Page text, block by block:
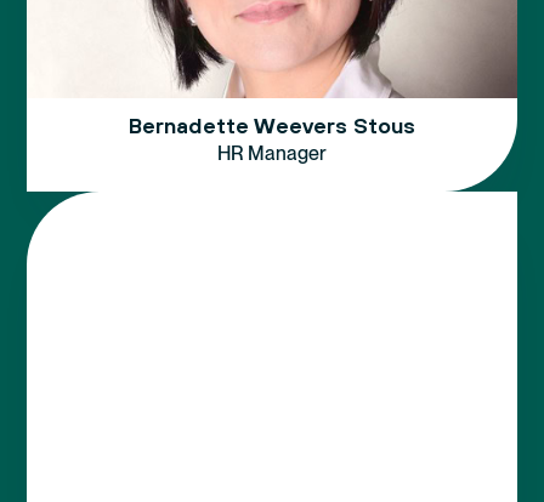
Bernadette Weevers Stous
HR Manager